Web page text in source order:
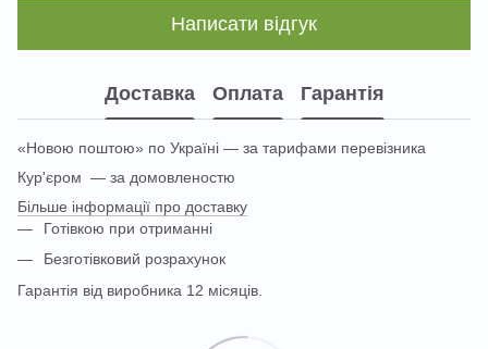
Написати відгук
Доставка Оплата Гарантія
«Новою поштою» по Україні — за тарифами перевізника
Кур'єром — за домовленостю
Більше інформації про доставку
Готівкою при отриманні
Безготівковий розрахунок
Гарантія від виробника 12 місяців.